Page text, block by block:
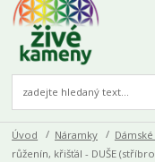
Úvod Náramky
růženín, křišťál - DUŠE